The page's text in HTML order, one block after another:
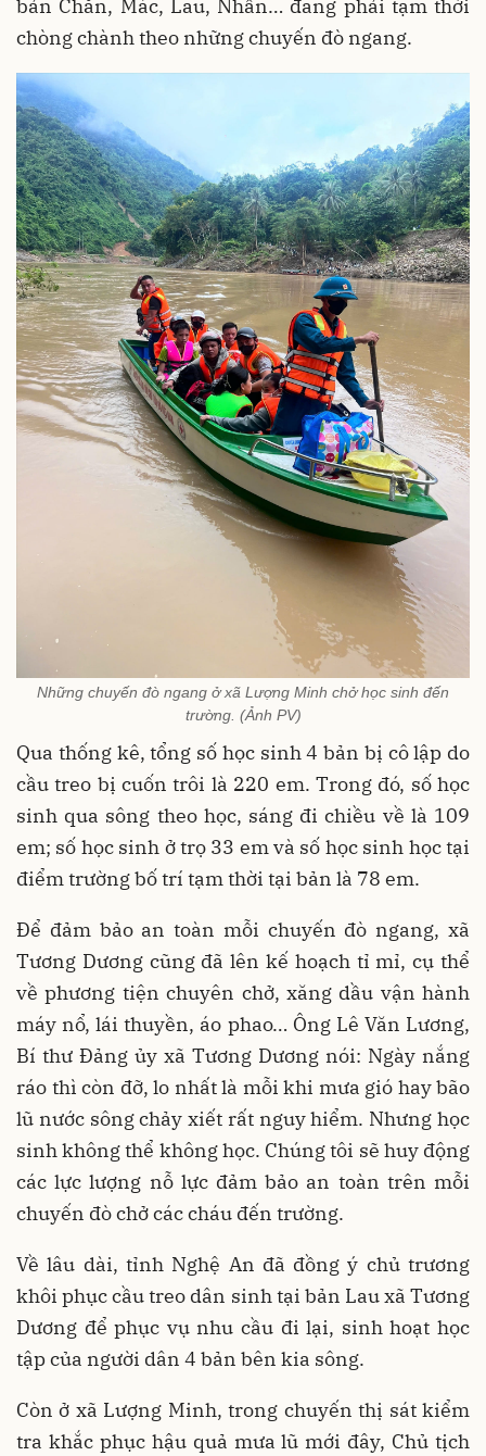
bản Chắn, Mác, Lau, Nhẫn… đang phải tạm thời
chòng chành theo những chuyến đò ngang.
Những chuyến đò ngang ở xã Lượng Minh chở học sinh đến
trường. (Ảnh PV)
Qua thống kê, tổng số học sinh 4 bản bị cô lập do
cầu treo bị cuốn trôi là 220 em. Trong đó, số học
sinh qua sông theo học, sáng đi chiều về là 109
em; số học sinh ở trọ 33 em và số học sinh học tại
điểm trường bố trí tạm thời tại bản là 78 em.
Để đảm bảo an toàn mỗi chuyến đò ngang, xã
Tương Dương cũng đã lên kế hoạch tỉ mỉ, cụ thể
về phương tiện chuyên chở, xăng dầu vận hành
máy nổ, lái thuyền, áo phao… Ông Lê Văn Lương,
Bí thư Đảng ủy xã Tương Dương nói: Ngày nắng
ráo thì còn đỡ, lo nhất là mỗi khi mưa gió hay bão
lũ nước sông chảy xiết rất nguy hiểm. Nhưng học
sinh không thể không học. Chúng tôi sẽ huy động
các lực lượng nỗ lực đảm bảo an toàn trên mỗi
chuyến đò chở các cháu đến trường.
Về lâu dài, tỉnh Nghệ An đã đồng ý chủ trương
khôi phục cầu treo dân sinh tại bản Lau xã Tương
Dương để phục vụ nhu cầu đi lại, sinh hoạt học
tập của người dân 4 bản bên kia sông.
Còn ở xã Lượng Minh, trong chuyến thị sát kiểm
tra khắc phục hậu quả mưa lũ mới đây, Chủ tịch